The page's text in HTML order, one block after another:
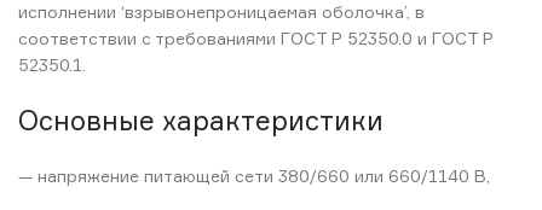
исполнении ‘взрывонепроницаемая оболочка’, в
соответствии с требованиями ГОСТ Р 52350.0 и ГОСТ Р
52350.1.
Основные характеристики
— напряжение питающей сети 380/660 или 660/1140 В,